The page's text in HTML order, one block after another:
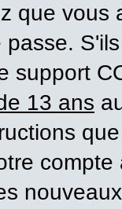
que
support
13 ans